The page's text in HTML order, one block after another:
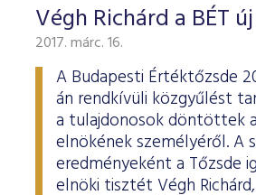
Végh Richárd a BÉT
2017. márc. 16.
A Budapesti Értéktőzsde
án rendkívüli közgyűlést
a tulajdonosok döntöttek
elnökének személyéről. A
eredményeként a Tőzsde
elnöki tisztét Végh